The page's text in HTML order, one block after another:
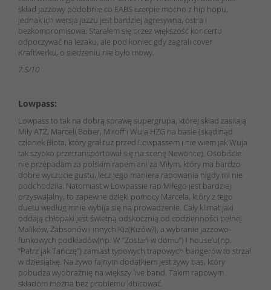
skład jazzowy podobnie co EABS czerpie mocno z hip hopu,
jednak ich wersja jazzu jest bardziej agresywna, ostra i
bezkompromisowa. Starałem się przez większość koncertu
odpoczywać na leżaku, ale pod koniec gdy zagrali cover
Kraftwerku, o siedzeniu nie było mowy.
7.5/10
Lowpass:
Lowpass to tak na dobrą sprawę supergrupa, której skład zasilają
Miły ATZ, Marceli Bober, Miroff i Wuja HZG na basie (skądinąd
członek Błota, który grał tuż przed Lowpassem i nie wiem jak Wuja
tak szybko przetransportował się na scenę Newonce). Osobiście
nie przepadam za polskim rapem ani za Miłym, który ma bardzo
dobre wyczucie gustu, lecz jego maniera rapowania nigdy mi nie
podchodziła. Natomiast w Lowpassie rap Miłego jest bardziej
przyswajalny, to zapewne dzięki pomocy Marcela, który z tego
duetu według mnie wybija się na prowadzenie. Cały klimat jaki
oddają chłopaki jest świetną odskocznią od codzienności pełnej
Malików, Żabsonów i innych Kiz(Kizów?), a wybranie jazzowo-
funkowych podkładów(np. W ”Zostań w domu”) i house’u(np.
”Patrz jak Tańczę”) zamiast typowych trapowych bangerów to strzał
w dziesiątkę. Na żywo fajnym dodatkiem jest żywy bas, który
pobudza wyobraźnię na większy live band. Takim rapowym
składom można bez problemu kibicować.